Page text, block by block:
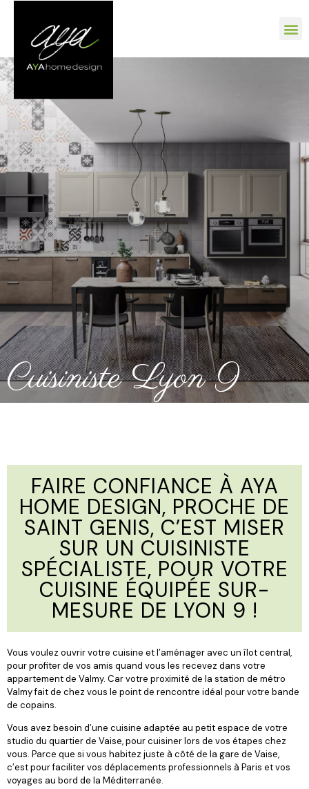
Cuisiniste Lyon 9
FAIRE CONFIANCE À AYA
HOME DESIGN, PROCHE DE
SAINT GENIS, C’EST MISER
SUR UN CUISINISTE
SPÉCIALISTE, POUR VOTRE
CUISINE ÉQUIPÉE SUR-
MESURE DE LYON 9 !
Vous voulez ouvrir votre cuisine et l’aménager avec un îlot central,
pour profiter de vos amis quand vous les recevez dans votre
appartement de Valmy. Car votre proximité de la station de métro
Valmy fait de chez vous le point de rencontre idéal pour votre bande
de copains.
Vous avez besoin d’une cuisine adaptée au petit espace de votre
studio du quartier de Vaise, pour cuisiner lors de vos étapes chez
vous. Parce que si vous habitez juste à côté de la gare de Vaise,
c’est pour faciliter vos déplacements professionnels à Paris et vos
voyages au bord de la Méditerranée.